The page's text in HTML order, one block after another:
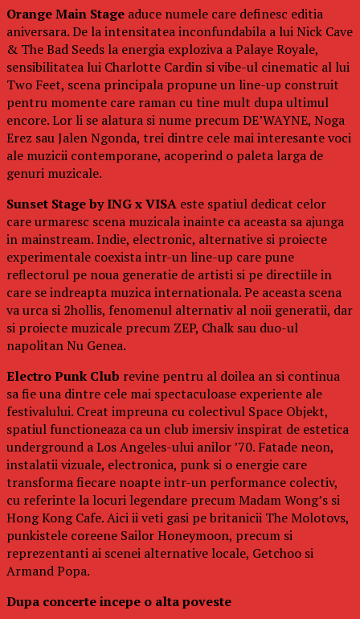
Orange Main Stage aduce numele care definesc editia
aniversara. De la intensitatea inconfundabila a lui Nick Cave
& The Bad Seeds la energia exploziva a Palaye Royale,
sensibilitatea lui Charlotte Cardin si vibe-ul cinematic al lui
Two Feet, scena principala propune un line-up construit
pentru momente care raman cu tine mult dupa ultimul
encore. Lor li se alatura si nume precum DE’WAYNE, Noga
Erez sau Jalen Ngonda, trei dintre cele mai interesante voci
ale muzicii contemporane, acoperind o paleta larga de
genuri muzicale.
Sunset Stage by ING x VISA este spatiul dedicat celor
care urmaresc scena muzicala inainte ca aceasta sa ajunga
in mainstream. Indie, electronic, alternative si proiecte
experimentale coexista intr-un line-up care pune
reflectorul pe noua generatie de artisti si pe directiile in
care se indreapta muzica internationala. Pe aceasta scena
va urca si 2hollis, fenomenul alternativ al noii generatii, dar
si proiecte muzicale precum ZEP, Chalk sau duo-ul
napolitan Nu Genea.
Electro Punk Club revine pentru al doilea an si continua
sa fie una dintre cele mai spectaculoase experiente ale
festivalului. Creat impreuna cu colectivul Space Objekt,
spatiul functioneaza ca un club imersiv inspirat de estetica
underground a Los Angeles-ului anilor ’70. Fatade neon,
instalatii vizuale, electronica, punk si o energie care
transforma fiecare noapte intr-un performance colectiv,
cu referinte la locuri legendare precum Madam Wong’s si
Hong Kong Cafe. Aici ii veti gasi pe britanicii The Molotovs,
punkistele coreene Sailor Honeymoon, precum si
reprezentanti ai scenei alternative locale, Getchoo si
Armand Popa.
Dupa concerte incepe o alta poveste